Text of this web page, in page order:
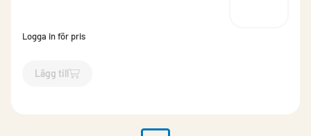
Logga in för pris
Lägg till
`$Lägg till